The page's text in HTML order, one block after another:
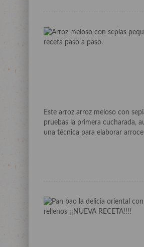
Este arroz arroz meloso con
pruebas la primera cucharada,
una técnica para elaborar